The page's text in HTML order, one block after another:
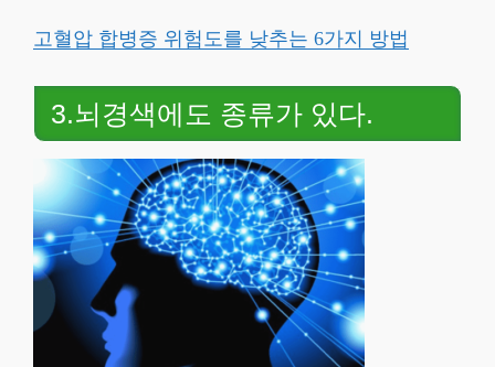
고혈압 합병증 위험도를 낮추는 6가지 방법
3.뇌경색에도 종류가 있다.